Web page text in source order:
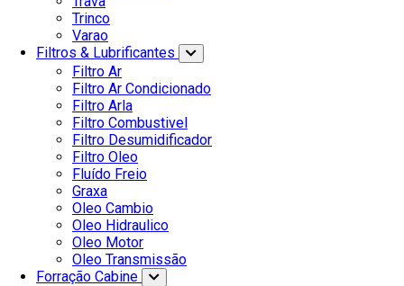
Trinco
Varao
Filtros & Lubrificantes
Filtro Ar
Filtro Ar Condicionado
Filtro Arla
Filtro Combustivel
Filtro Desumidificador
Filtro Oleo
Fluído Freio
Graxa
Oleo Cambio
Oleo Hidraulico
Oleo Motor
Oleo Transmissão
Forração Cabine